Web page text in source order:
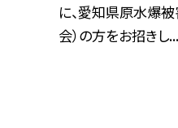
に、愛知県原水爆
会）の方をお招きし...